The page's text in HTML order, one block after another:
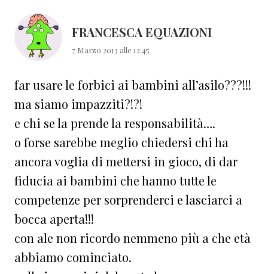
lettore
FRANCESCA EQUAZIONI
7 Marzo 2013 alle 12:45
far usare le forbici ai bambini all’asilo???!!!
ma siamo impazziti?!?!
e chi se la prende la responsabilità….
o forse sarebbe meglio chiedersi chi ha
ancora voglia di mettersi in gioco, di dar
fiducia ai bambini che hanno tutte le
competenze per sorprenderci e lasciarci a
bocca aperta!!!
con ale non ricordo nemmeno più a che età
abbiamo cominciato.